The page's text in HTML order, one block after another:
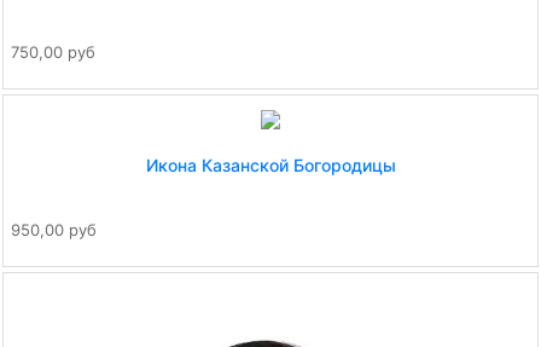
750,00 руб
Икона Казанской Богородицы
950,00 руб